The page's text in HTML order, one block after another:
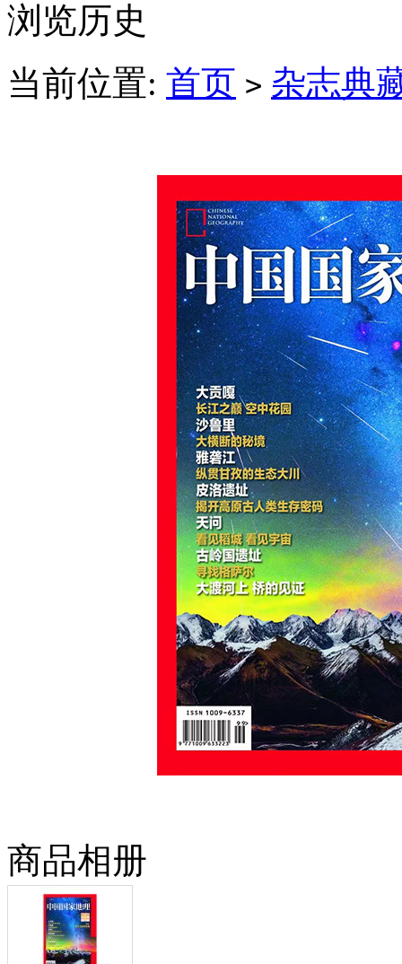
浏览历史
当前位置: 首页 > 杂志典
商品相册